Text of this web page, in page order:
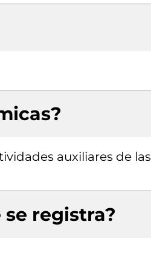
auxiliares de las
registra?